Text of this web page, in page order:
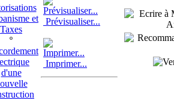
et
Taxes
º
d'une
Prévisualiser...
Imprimer...